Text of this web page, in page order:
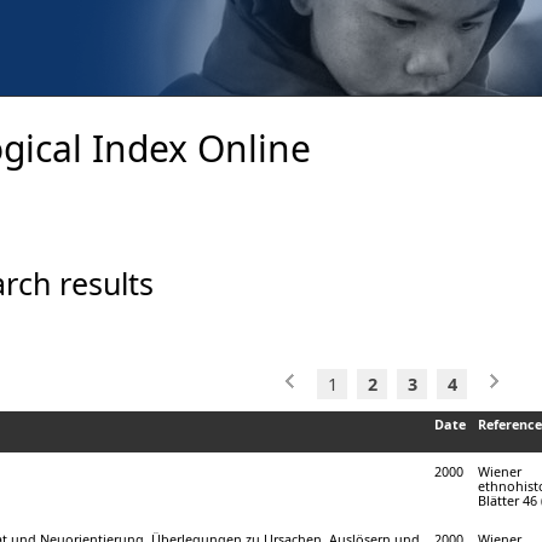
Index Online
results
1 2 3 4
Date Reference
2000
Wiener
Blätter 46